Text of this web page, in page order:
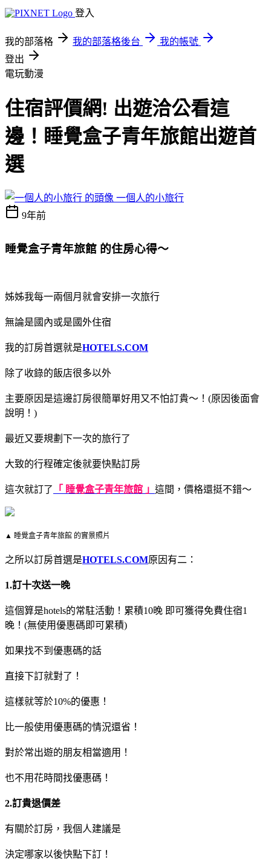
登入
我的部落格 我的部落格後台
我的帳號
登出
電玩動漫
住宿評價網! 出遊洽公看這
邊！睡覺盒子青年旅館出遊首
選
一個人的小旅行
9年前
睡覺盒子青年旅館 的住房心得～
姊姊我每一兩個月就會安排一次旅行
無論是國內或是國外住宿
我的訂房首選就是HOTELS.COM
除了收錄的飯店很多以外
主要原因是這邊訂房很簡單好用又不怕訂貴～！(原因後面會
說明！)
最近又要規劃下一次的旅行了
大致的行程確定後就要快點訂房
這次就訂了 「 睡覺盒子青年旅館 」 這間，價格還挺不錯～
▲ 睡覺盒子青年旅館 的實景照片
之所以訂房首選是HOTELS.COM原因有二：
1.訂十次送一晚
這個算是hotels的常駐活動！累積10晚 即可獲得免費住宿1
晚！(無使用優惠碼即可累積)
如果找不到優惠碼的話
直接下訂就對了！
這樣就等於10%的優惠！
比一般使用優惠碼的情況還省！
對於常出遊的朋友相當適用！
也不用花時間找優惠碼！
2.訂貴退價差
有關於訂房，我個人建議是
決定哪家以後快點下訂！